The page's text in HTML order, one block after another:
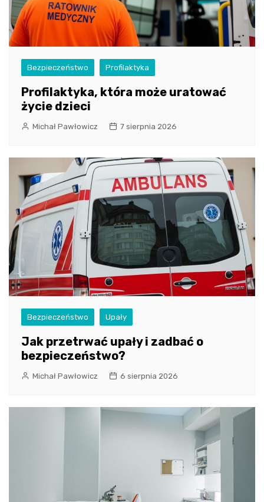
Bezpieczeństwo Profilaktyka
Profilaktyka, która może uratować
życie dzieci
Michał Pawłowicz 7 sierpnia 2026
Bezpieczeństwo Upały
Jak przetrwać upały i zadbać o
bezpieczeństwo?
Michał Pawłowicz 6 sierpnia 2026